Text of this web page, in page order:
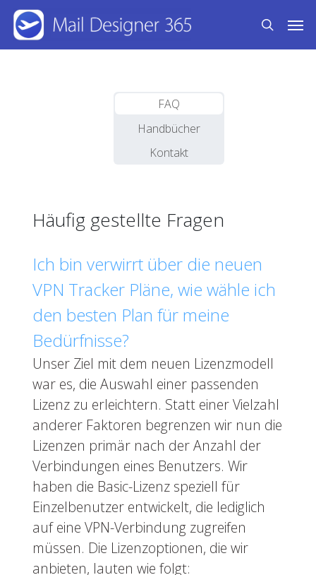
Skip
main
search
FAQ
Handbücher
Kontakt
Häufig gestellte Fragen
Ich bin verwirrt über die neuen
VPN Tracker Pläne, wie wähle ich
den besten Plan für meine
Bedürfnisse?
Unser Ziel mit dem neuen Lizenzmodell
war es, die Auswahl einer passenden
Lizenz zu erleichtern. Statt einer Vielzahl
anderer Faktoren begrenzen wir nun die
Lizenzen primär nach der Anzahl der
Verbindungen eines Benutzers. Wir
haben die Basic-Lizenz speziell für
Einzelbenutzer entwickelt, die lediglich
auf eine VPN-Verbindung zugreifen
müssen. Die Lizenzoptionen, die wir
anbieten, lauten wie folgt: